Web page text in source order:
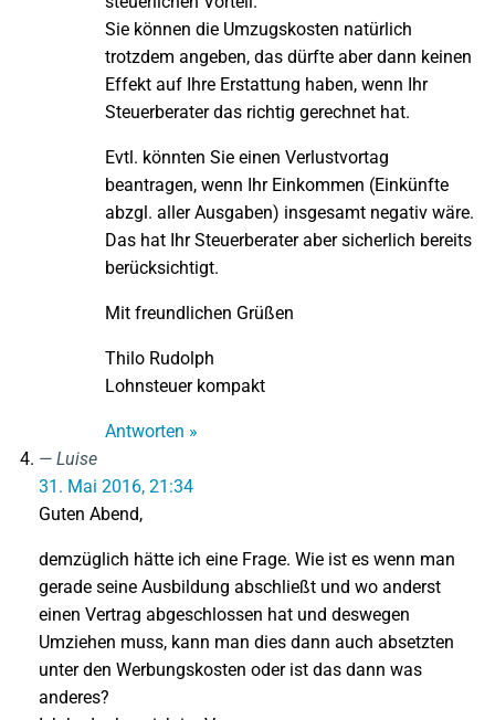
Sie können die Umzugskosten natürlich
trotzdem angeben, das dürfte aber dann keinen
Effekt auf Ihre Erstattung haben, wenn Ihr
Steuerberater das richtig gerechnet hat.
Evtl. könnten Sie einen Verlustvortag
beantragen, wenn Ihr Einkommen (Einkünfte
abzgl. aller Ausgaben) insgesamt negativ wäre.
Das hat Ihr Steuerberater aber sicherlich bereits
berücksichtigt.
Mit freundlichen Grüßen
Thilo Rudolph
Lohnsteuer kompakt
Antworten »
Luise
31. Mai 2016, 21:34
Guten Abend,
demzüglich hätte ich eine Frage. Wie ist es wenn man
gerade seine Ausbildung abschließt und wo anderst
einen Vertrag abgeschlossen hat und deswegen
Umziehen muss, kann man dies dann auch absetzten
unter den Werbungskosten oder ist das dann was
anderes?